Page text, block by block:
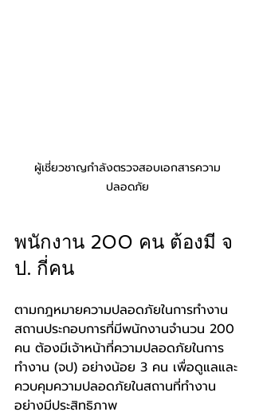
ผู้เชี่ยวชาญกำลังตรวจสอบเอกสารความ
ปลอดภัย
พนักงาน 200 คน ต้องมี จ
ป. กี่คน
ตามกฎหมายความปลอดภัยในการทำงาน
สถานประกอบการที่มีพนักงานจำนวน 200
คน ต้องมีเจ้าหน้าที่ความปลอดภัยในการ
ทำงาน (จป) อย่างน้อย 3 คน เพื่อดูแลและ
ควบคุมความปลอดภัยในสถานที่ทำงาน
อย่างมีประสิทธิภาพ